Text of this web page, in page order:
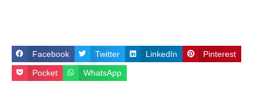
Facebook Twitter LinkedIn Pinterest
Pocket WhatsApp